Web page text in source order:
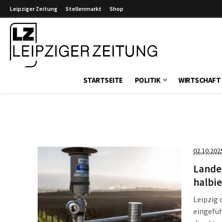
Leipziger Zeitung Stellenmarkt Shop
STARTSEITE POLITIK WIRTSCHAFT
Leipzig